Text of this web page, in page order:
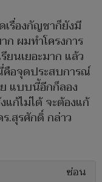
เรื่องกัญชาก็ยังมี
ผมทำโครงการ
ยนเยอะมาก แล้ว
อจุดประสบการณ์
แบบนี้อีกก็ลอง
ก้ไม่ได้ จะต้องแก้
.สุรศักดิ์ กล่าว
ซ่อน